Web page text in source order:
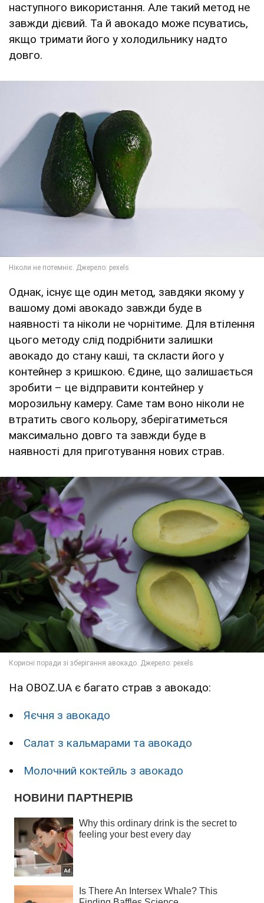
наступного використання. Але такий метод не
завжди дієвий. Та й авокадо може псуватись,
якщо тримати його у холодильнику надто
довго.
Однак, існує ще один метод, завдяки якому у
вашому домі авокадо завжди буде в
наявності та ніколи не чорнітиме. Для втілення
цього методу слід подрібнити залишки
авокадо до стану каші, та скласти його у
контейнер з кришкою. Єдине, що залишається
зробити – це відправити контейнер у
морозильну камеру. Саме там воно ніколи не
втратить свого кольору, зберігатиметься
максимально довго та завжди буде в
наявності для приготування нових страв.
На OBOZ.UA є багато страв з авокадо:
Яєчня з авокадо
Салат з кальмарами та авокадо
Молочний коктейль з авокадо